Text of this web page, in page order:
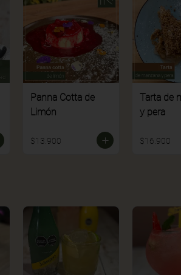
Panna Cotta de
Limón
$13.900
Tarta de
y pera
$16.900